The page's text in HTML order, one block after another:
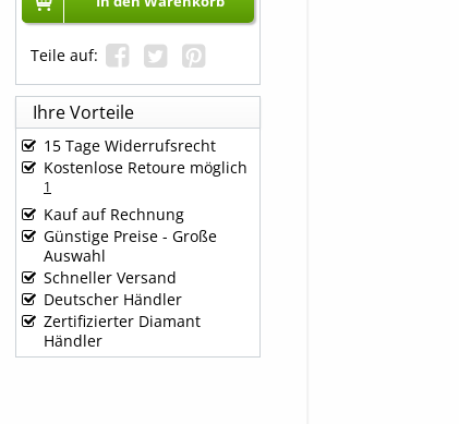
Teile auf:
Ihre Vorteile
15 Tage Widerrufsrecht
Kostenlose Retoure möglich
1
Kauf auf Rechnung
Günstige Preise - Große
Auswahl
Schneller Versand
Deutscher Händler
Zertifizierter Diamant
Händler